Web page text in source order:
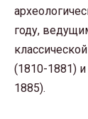
году,
(1810-1881) и
1885).